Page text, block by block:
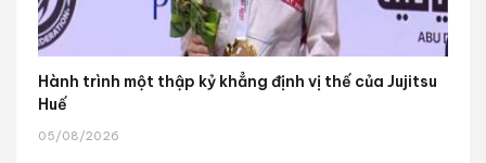
Hành trình một thập kỷ khẳng định vị thế của Jujitsu
Huế
05/08/2026